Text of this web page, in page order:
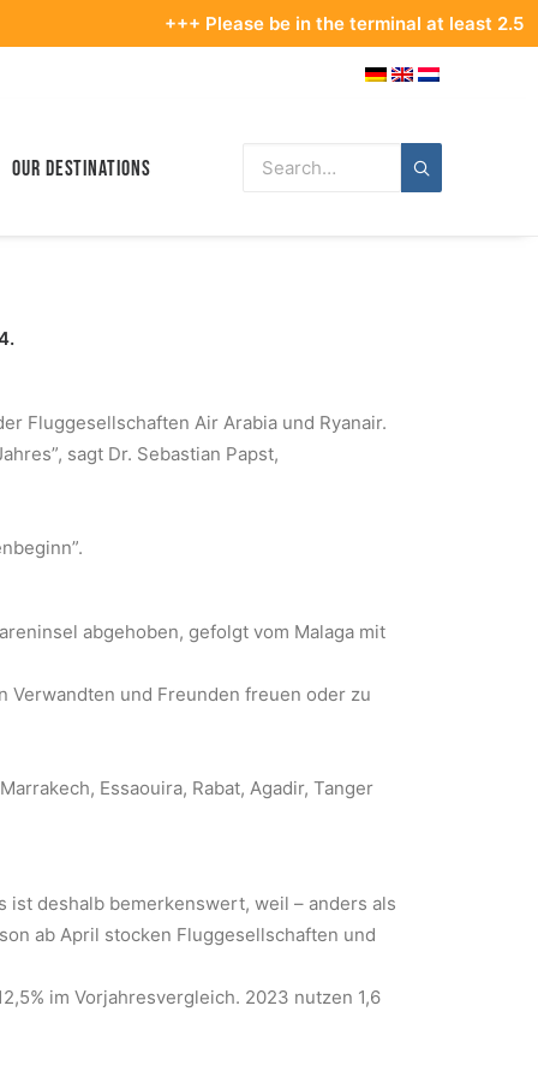
+++ Please be in the terminal at least 2.5 hours
Our Destinations
Fluggesellschaften Air Arabia und Ryanair.
sagt Dr. Sebastian Papst,
abgehoben, gefolgt vom Malaga mit
Verwandten und Freunden freuen oder zu
Essaouira, Rabat, Agadir, Tanger
ist deshalb bemerkenswert, weil – anders als
ab April stocken Fluggesellschaften und
im Vorjahresvergleich. 2023 nutzen 1,6